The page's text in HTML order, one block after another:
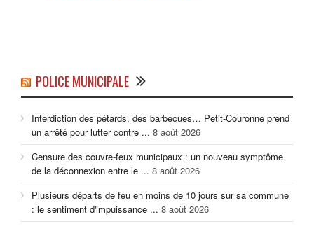
POLICE MUNICIPALE
Interdiction des pétards, des barbecues… Petit-Couronne prend
un arrêté pour lutter contre ... 8 août 2026
Censure des couvre-feux municipaux : un nouveau symptôme
de la déconnexion entre le ... 8 août 2026
Plusieurs départs de feu en moins de 10 jours sur sa commune
: le sentiment d'impuissance ... 8 août 2026